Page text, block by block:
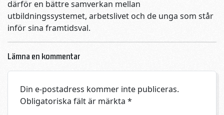
därför en bättre samverkan mellan
utbildningssystemet, arbetslivet och de unga som står
inför sina framtidsval.
Lämna en kommentar
Din e-postadress kommer inte publiceras.
Obligatoriska fält är märkta *